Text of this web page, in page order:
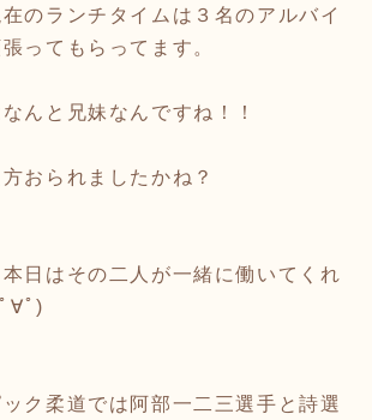
のランチタイムは３名のアルバイ
ってもらってます。
んと兄妹なんですね！！
おられましたかね？
日はその二人が一緒に働いてくれ
∀ﾟ)
ク柔道では阿部一二三選手と詩選